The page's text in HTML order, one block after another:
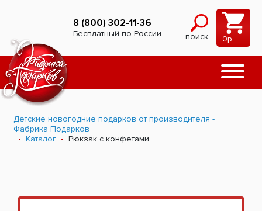
8 (800) 302-11-36
Бесплатный по России поиск 0р.
Детские новогодние подарков от производителя -
Фабрика Подарков
Каталог
Рюкзак с конфетами